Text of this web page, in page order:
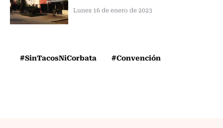
Lunes 16 de enero de 2023
#SinTacosNiCorbata #Convención